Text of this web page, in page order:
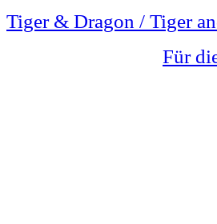
Tiger & Dragon / Tiger
Für